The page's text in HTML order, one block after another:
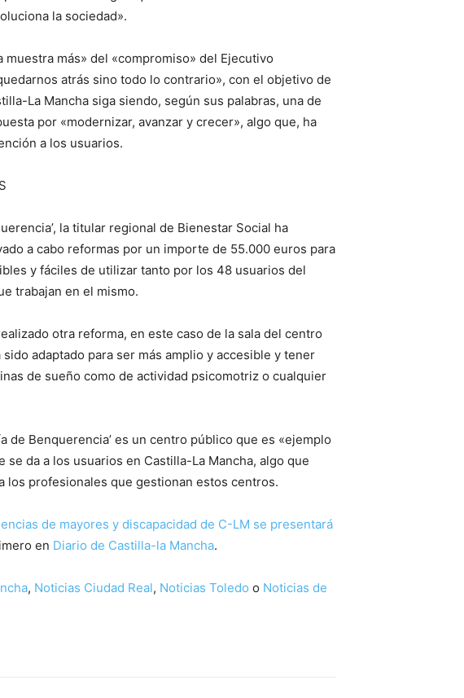
la sociedad».
más» del «compromiso» del Ejecutivo
atrás sino todo lo contrario», con el objetivo de
La Mancha siga siendo, según sus palabras, una de
por «modernizar, avanzar y crecer», algo que, ha
a los usuarios.
la titular regional de Bienestar Social ha
a cabo reformas por un importe de 55.000 euros para
y fáciles de utilizar tanto por los 48 usuarios del
trabajan en el mismo.
otra reforma, en este caso de la sala del centro
adaptado para ser más amplio y accesible y tener
de sueño como de actividad psicomotriz o cualquier
de Benquerencia’ es un centro público que es «ejemplo
da a los usuarios en Castilla-La Mancha, algo que
los profesionales que gestionan estos centros.
de mayores y discapacidad de C-LM se presentará
en Diario de Castilla-la Mancha.
, Noticias Ciudad Real, Noticias Toledo o Noticias de